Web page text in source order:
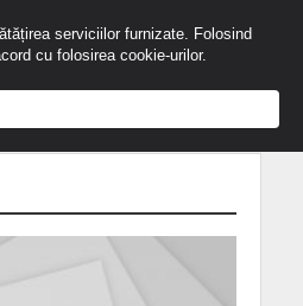
serviciilor furnizate. Folosind
cu folosirea cookie-urilor.